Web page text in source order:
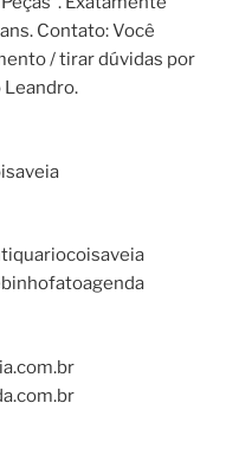
Contato: Você
/ tirar dúvidas por